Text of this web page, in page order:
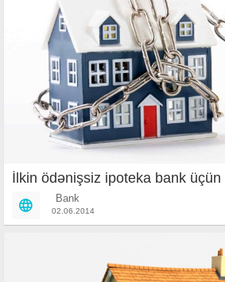
İlkin ödənişsiz ipoteka bank üçün
Bank
02.06.2014